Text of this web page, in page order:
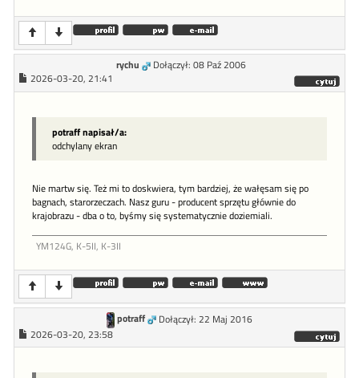
rychu
Dołączył: 08 Paź 2006
2026-03-20, 21:41
potraff napisał/a:
odchylany ekran
Nie martw się. Też mi to doskwiera, tym bardziej, że wałęsam się po
bagnach, starorzeczach. Nasz guru - producent sprzętu głównie do
krajobrazu - dba o to, byśmy się systematycznie doziemiali.
YM124G, K-5II, K-3II
potraff
Dołączył: 22 Maj 2016
2026-03-20, 23:58